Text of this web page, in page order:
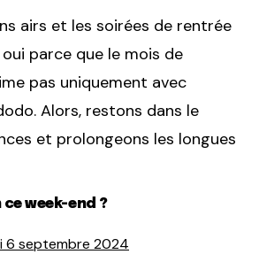
airs et les soirées de rentrée
parce que le mois de
pas uniquement avec
Alors, restons dans le
et prolongeons les longues
ce week-end ?
6 septembre 2024